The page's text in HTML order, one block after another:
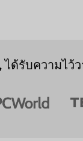
ด้รับความไว้